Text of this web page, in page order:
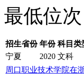
最低位次
招生省份 年份 科目类
宁夏
2020 文科
周口职业技术学院在